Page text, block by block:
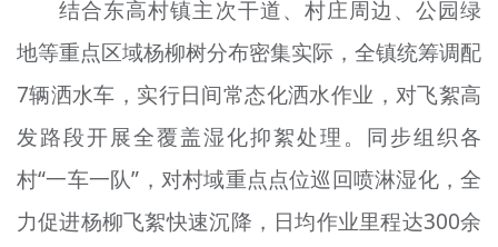
专题
资料库
+
结合东高村镇主次干道、村庄周边、公园绿
地等重点区域杨柳树分布密集实际，全镇统筹调配
7辆洒水车，实行日间常态化洒水作业，对飞絮高
发路段开展全覆盖湿化抑絮处理。同步组织各
村“一车一队”，对村域重点点位巡回喷淋湿化，全
力促进杨柳飞絮快速沉降，日均作业里程达300余